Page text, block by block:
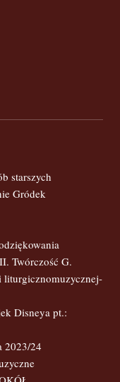
starszych
Gródek
Twórczość G.
liturgicznomuzycznej-
Disneya pt.:
2023/24